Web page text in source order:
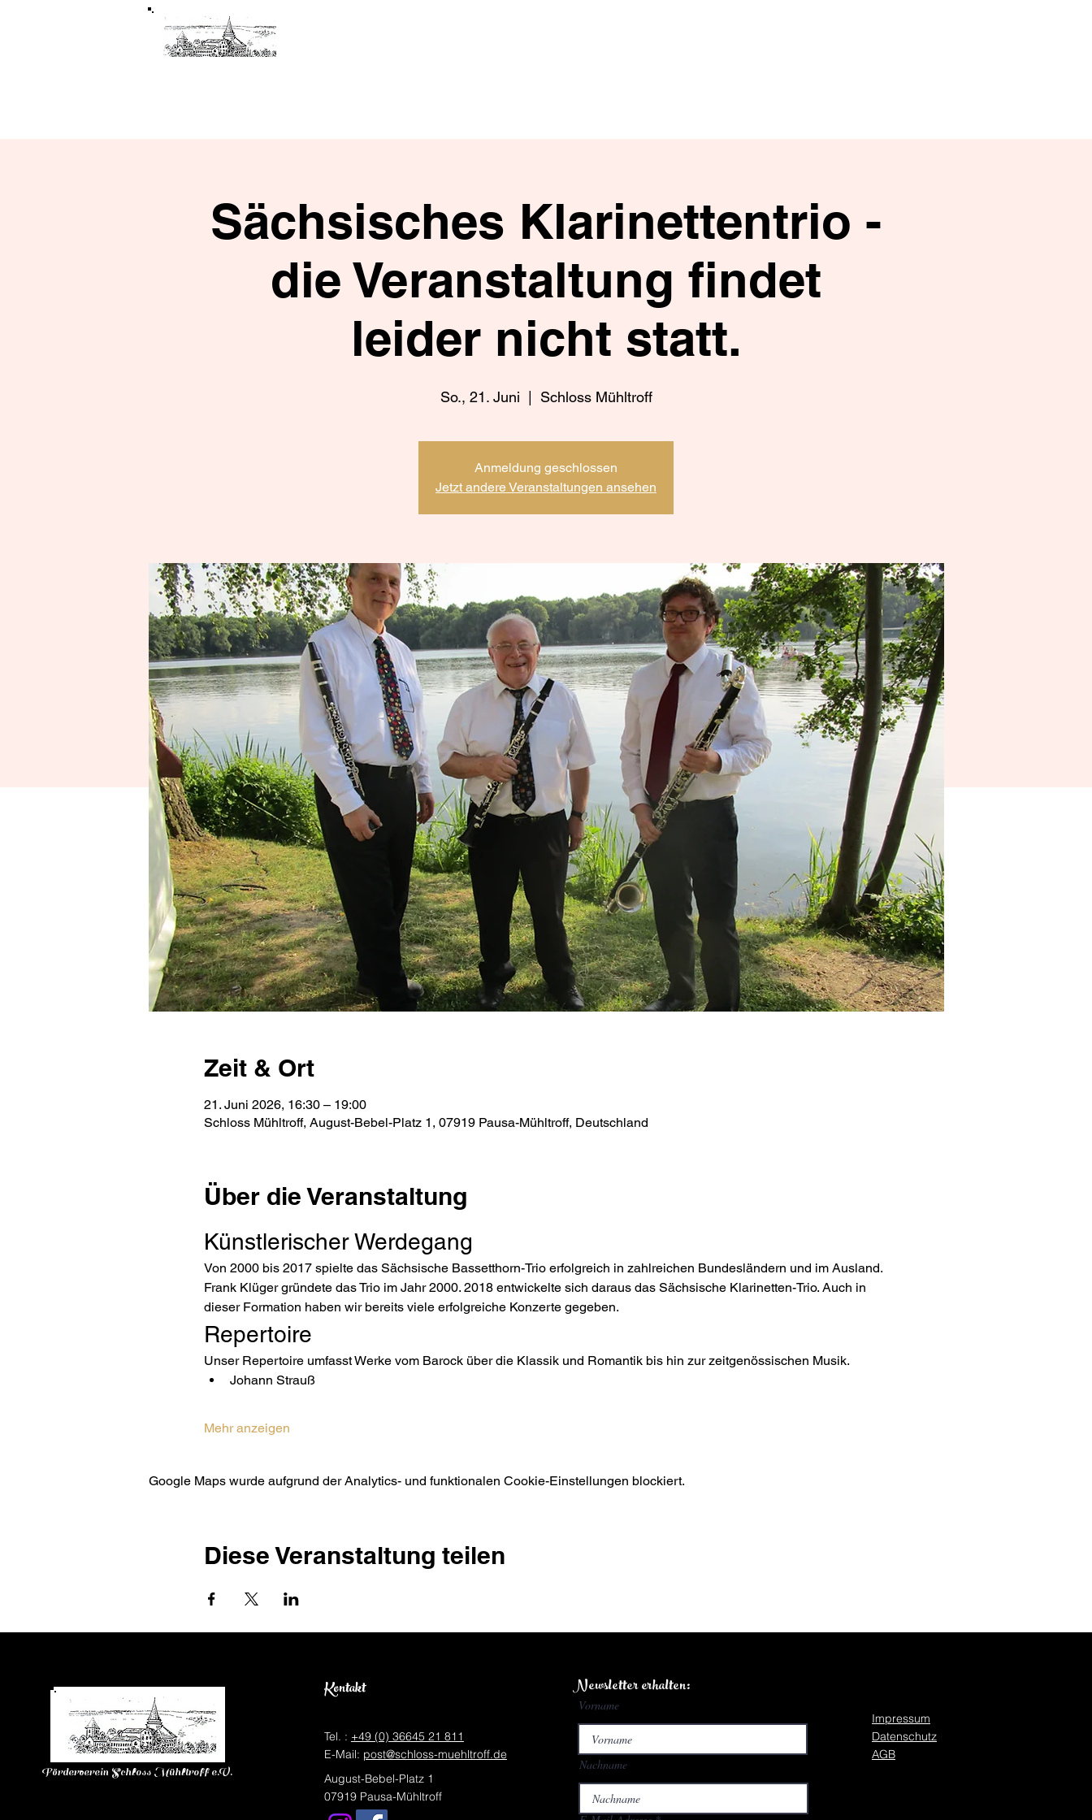
Sächsisches Klarinettentrio -
die Veranstaltung findet
leider nicht statt.
So., 21. Juni Schloss Mühltroff
Anmeldung geschlossen
Jetzt andere Veranstaltungen ansehen
Zeit & Ort
21. Juni 2026, 16:30 – 19:00
Schloss Mühltroff, August-Bebel-Platz 1, 07919 Pausa-Mühltroff, Deutschland
Über die Veranstaltung
Künstlerischer Werdegang
Von 2000 bis 2017 spielte das Sächsische Bassetthorn-Trio erfolgreich in zahlreichen Bundesländern und im Ausland.
Frank Klüger gründete das Trio im Jahr 2000. 2018 entwickelte sich daraus das Sächsische Klarinetten-Trio. Auch in
dieser Formation haben wir bereits viele erfolgreiche Konzerte gegeben.
Repertoire
Unser Repertoire umfasst Werke vom Barock über die Klassik und Romantik bis hin zur zeitgenössischen Musik.
Johann Strauß
Mehr anzeigen
Google Maps wurde aufgrund der Analytics- und funktionalen Cookie-Einstellungen blockiert.
Diese Veranstaltung teilen
Förderverein Schloss Mühltroff e.V.
Kontakt
Tel. : +49 (0) 36645 21 811
E-Mail: post@schloss-muehltroff.de
August-Bebel-Platz 1
07919 Pausa-Mühltroff
Vorname
Newsletter erhalten:
Nachname
Impressum
Datenschutz
AGB